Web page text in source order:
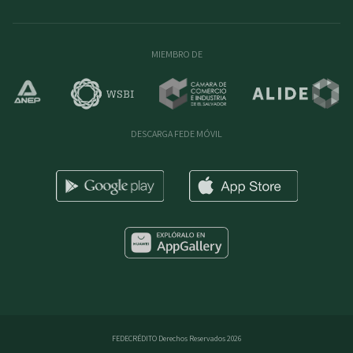
MIEMBRO DE
DESCARGA FEDE MÓVIL
FEDECRÉDITO Derechos Reservados 2026